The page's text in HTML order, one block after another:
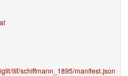
iiif/schiffmann_1895/manifest.json